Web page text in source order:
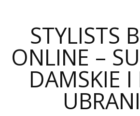
STYLISTS
ONLINE –
DAMSKIE I